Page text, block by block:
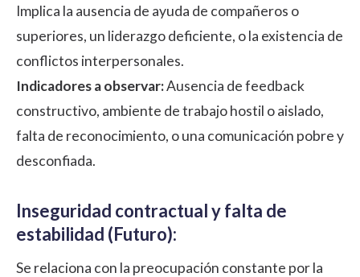
Implica la ausencia de ayuda de compañeros o
superiores, un liderazgo deficiente, o la existencia de
conflictos interpersonales.
Indicadores a observar:Ausencia de feedback
constructivo, ambiente de trabajo hostil o aislado,
falta de reconocimiento, o una comunicación pobre y
desconfiada.
Inseguridad contractual y falta de
estabilidad (Futuro):
Se relaciona con la preocupación constante por la